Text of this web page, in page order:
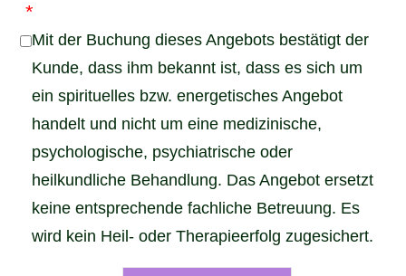
*
Mit der Buchung dieses Angebots bestätigt der
Kunde, dass ihm bekannt ist, dass es sich um
ein spirituelles bzw. energetisches Angebot
handelt und nicht um eine medizinische,
psychologische, psychiatrische oder
heilkundliche Behandlung. Das Angebot ersetzt
keine entsprechende fachliche Betreuung. Es
wird kein Heil- oder Therapieerfolg zugesichert.